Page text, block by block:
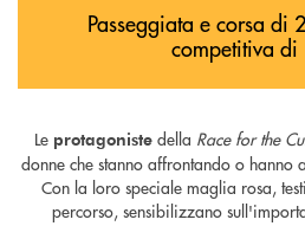
Passeggiata e corsa di
competitiva di
Le protagoniste della Race for the
donne che stanno affrontando o hanno
Con la loro speciale maglia rosa,
percorso, sensibilizzano